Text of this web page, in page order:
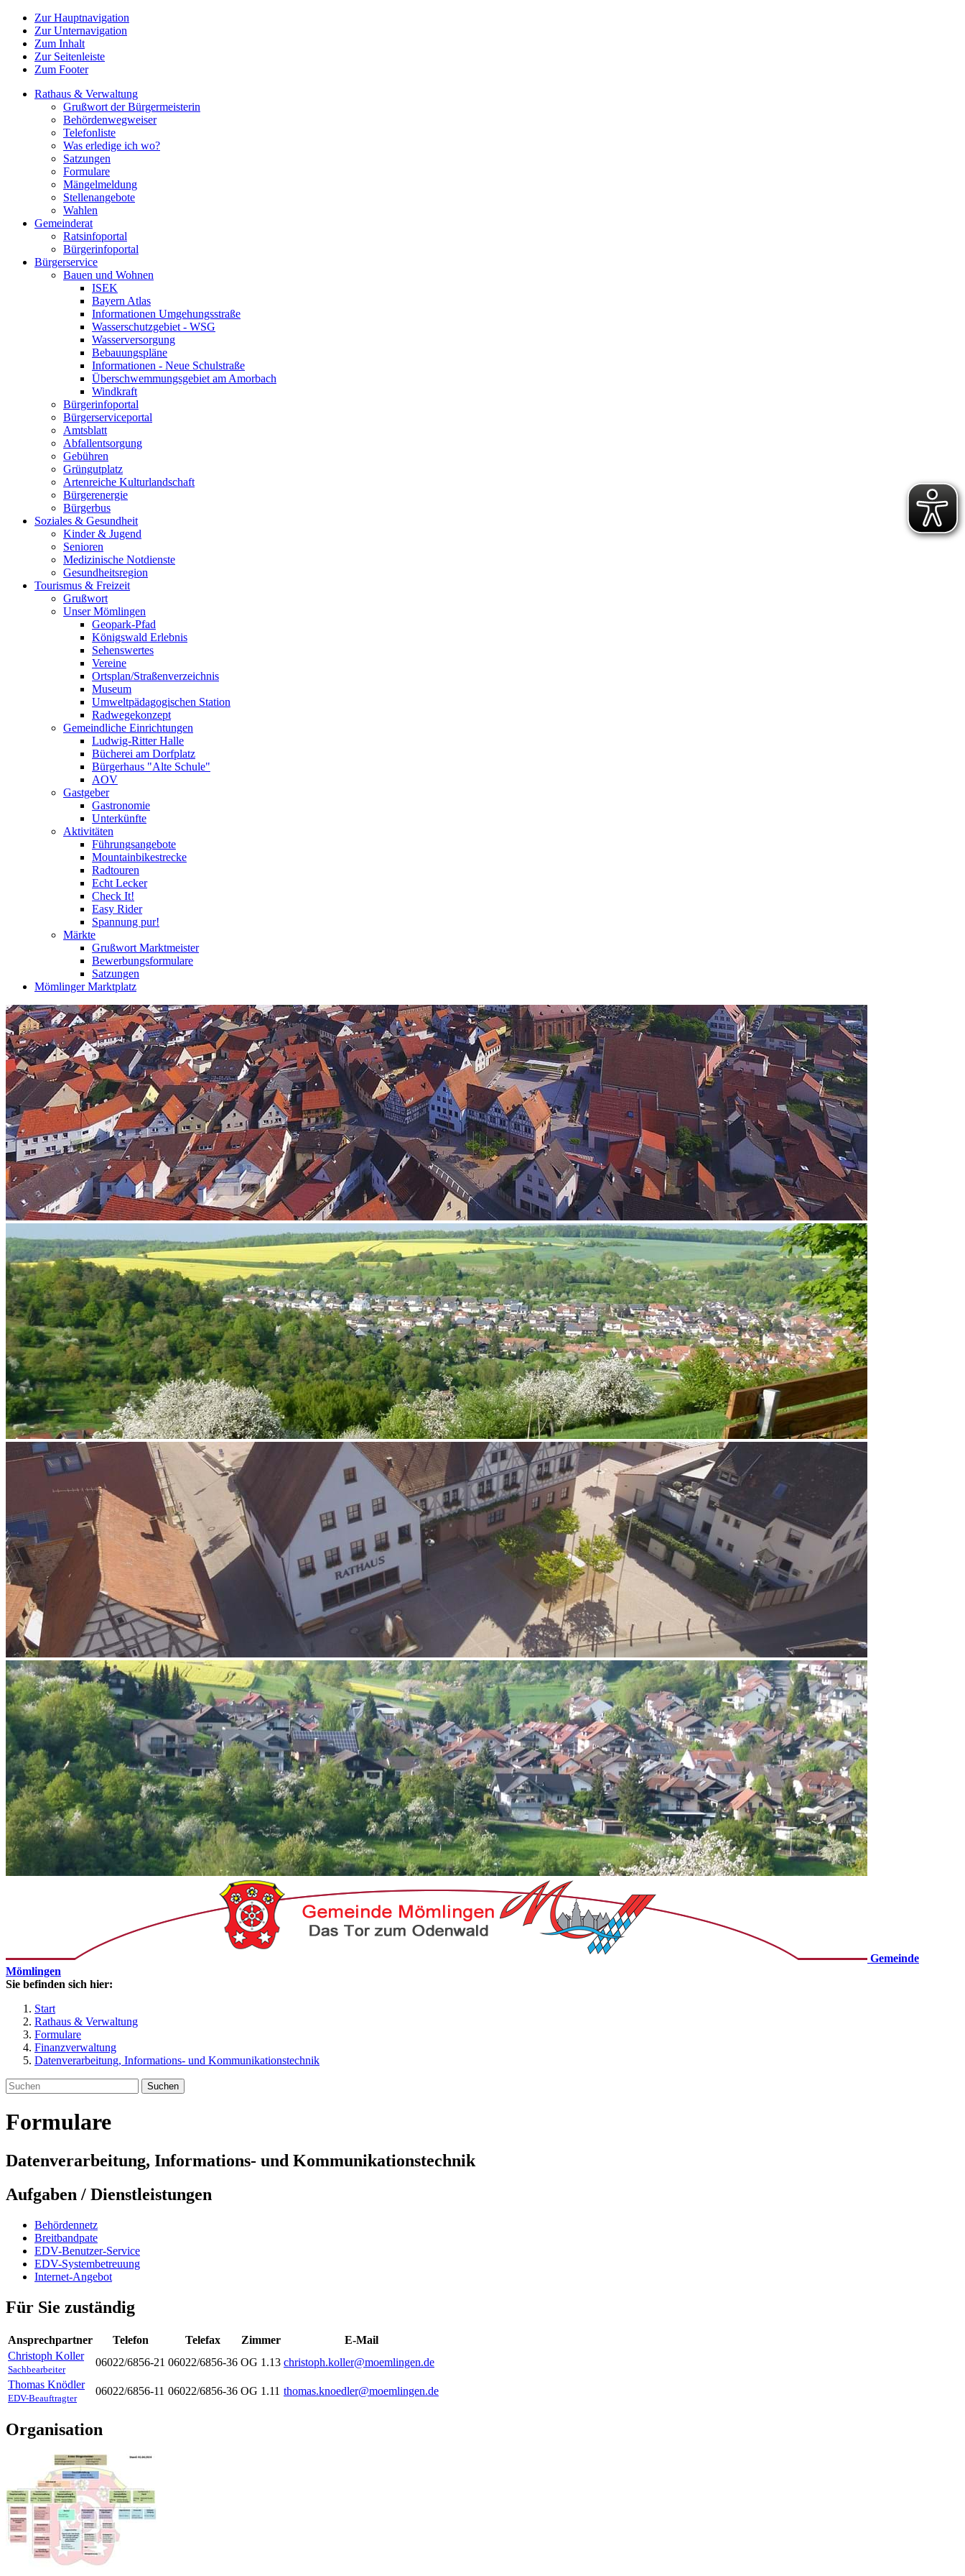
Zur Hauptnavigation
Zur Unternavigation
Zum Inhalt
Zur Seitenleiste
Zum Footer
Rathaus & Verwaltung
Grußwort der Bürgermeisterin
Behördenwegweiser
Telefonliste
Was erledige ich wo?
Satzungen
Formulare
Mängelmeldung
Stellenangebote
Wahlen
Gemeinderat
Ratsinfoportal
Bürgerinfoportal
Bürgerservice
Bauen und Wohnen
ISEK
Bayern Atlas
Informationen Umgehungsstraße
Wasserschutzgebiet - WSG
Wasserversorgung
Bebauungspläne
Informationen - Neue Schulstraße
Überschwemmungsgebiet am Amorbach
Windkraft
Bürgerinfoportal
Bürgerserviceportal
Amtsblatt
Abfallentsorgung
Gebühren
Grüngutplatz
Artenreiche Kulturlandschaft
Bürgerenergie
Bürgerbus
Soziales & Gesundheit
Kinder & Jugend
Senioren
Medizinische Notdienste
Gesundheitsregion
Tourismus & Freizeit
Grußwort
Unser Mömlingen
Geopark-Pfad
Königswald Erlebnis
Sehenswertes
Vereine
Ortsplan/Straßenverzeichnis
Museum
Umweltpädagogischen Station
Radwegekonzept
Gemeindliche Einrichtungen
Ludwig-Ritter Halle
Bücherei am Dorfplatz
Bürgerhaus "Alte Schule"
AOV
Gastgeber
Gastronomie
Unterkünfte
Aktivitäten
Führungsangebote
Mountainbikestrecke
Radtouren
Echt Lecker
Check It!
Easy Rider
Spannung pur!
Märkte
Grußwort Marktmeister
Bewerbungsformulare
Satzungen
Mömlinger Marktplatz
Gemeinde
Mömlingen
Sie befinden sich hier:
Start
Rathaus & Verwaltung
Formulare
Finanzverwaltung
Datenverarbeitung, Informations- und Kommunikationstechnik
Suchen
Formulare
Datenverarbeitung, Informations- und Kommunikationstechnik
Aufgaben / Dienstleistungen
Behördennetz
Breitbandpate
EDV-Benutzer-Service
EDV-Systembetreuung
Internet-Angebot
Für Sie zuständig
Ansprechpartner Telefon Telefax Zimmer
E-Mail
Christoph Koller
Sachbearbeiter
06022/6856-21 06022/6856-36 OG 1.13 christoph.koller@moemlingen.de
Thomas Knödler
EDV-Beauftragter
06022/6856-11 06022/6856-36 OG 1.11 thomas.knoedler@moemlingen.de
Organisation